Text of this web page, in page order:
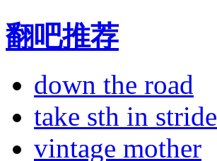
翻吧推荐
down the road
take sth in stride
vintage mother